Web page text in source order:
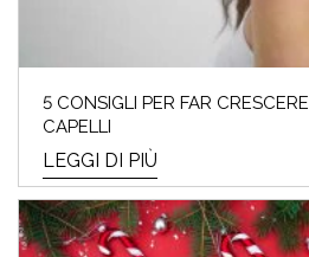
5 CONSIGLI PER FAR
CAPELLI
LEGGI DI PIÙ